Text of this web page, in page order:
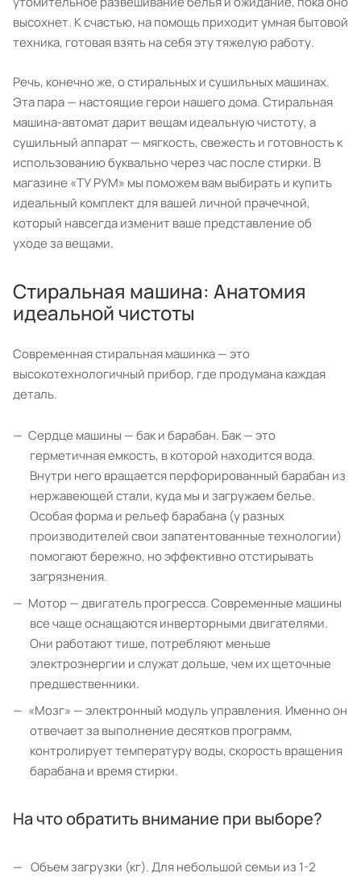
высохнет. К счастью, на помощь приходит умная бытовой
техника, готовая взять на себя эту тяжелую работу.
Речь, конечно же, о стиральных и сушильных машинах.
Эта пара — настоящие герои нашего дома. Стиральная
машина-автомат дарит вещам идеальную чистоту, а
сушильный аппарат — мягкость, свежесть и готовность к
использованию буквально через час после стирки. В
магазине «ТУ РУМ» мы поможем вам выбирать и купить
идеальный комплект для вашей личной прачечной,
который навсегда изменит ваше представление об
уходе за вещами.
Стиральная машина: Анатомия
идеальной чистоты
Современная стиральная машинка — это
высокотехнологичный прибор, где продумана каждая
деталь.
Сердце машины — бак и барабан. Бак — это
герметичная емкость, в которой находится вода.
Внутри него вращается перфорированный барабан из
нержавеющей стали, куда мы и загружаем белье.
Особая форма и рельеф барабана (у разных
производителей свои запатентованные технологии)
помогают бережно, но эффективно отстирывать
загрязнения.
Мотор — двигатель прогресса. Современные машины
все чаще оснащаются инверторными двигателями.
Они работают тише, потребляют меньше
электроэнергии и служат дольше, чем их щеточные
предшественники.
«Мозг» — электронный модуль управления. Именно он
отвечает за выполнение десятков программ,
контролирует температуру воды, скорость вращения
барабана и время стирки.
На что обратить внимание при выборе?
Объем загрузки (кг). Для небольшой семьи из 1-2